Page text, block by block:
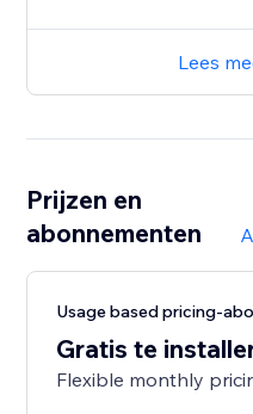
Lees
Prijzen en
abonnementen
Usage based pricing-
Gratis te
Flexible monthly